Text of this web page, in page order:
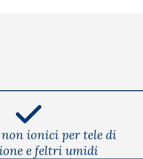
ionici per tele di
e feltri umidi